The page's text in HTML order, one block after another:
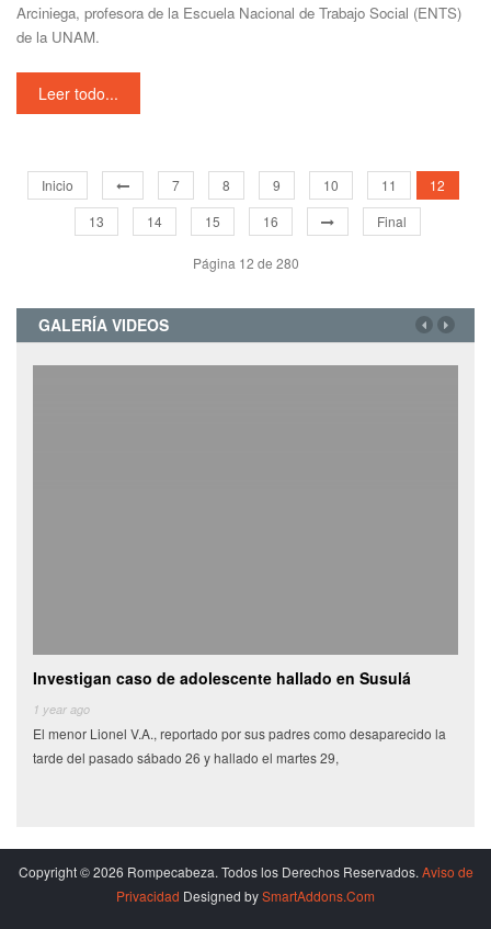
Arciniega, profesora de la Escuela Nacional de Trabajo Social (ENTS)
de la UNAM.
Leer todo...
Inicio 7 8 9 10 11
12
13
14 15 16 Final
Página 12 de 280
GALERÍA VIDEOS
Investigan caso de adolescente hallado en Susulá
1 year ago
El menor Lionel V.A., reportado por sus padres como desaparecido la
tarde del pasado sábado 26 y hallado el martes 29,
Copyright © 2026 Rompecabeza. Todos los Derechos Reservados. Aviso de
Privacidad Designed bySmartAddons.Com